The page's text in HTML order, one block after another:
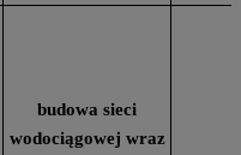
budowa sieci
wodociągowej wraz